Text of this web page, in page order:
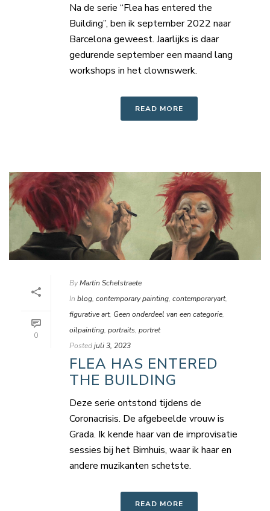
Na de serie “Flea has entered the
Building”, ben ik september 2022 naar
Barcelona geweest. Jaarlijks is daar
gedurende september een maand lang
workshops in het clownswerk.
READ MORE
0
ByMartin Schelstraete
In blog, contemporary painting, contemporaryart,
figurative art, Geen onderdeel van een categorie,
oilpainting, portraits, portret
Postedjuli 3, 2023
FLEA HAS ENTERED
THE BUILDING
Deze serie ontstond tijdens de
Coronacrisis. De afgebeelde vrouw is
Grada. Ik kende haar van de improvisatie
sessies bij het Bimhuis, waar ik haar en
andere muzikanten schetste.
READ MORE